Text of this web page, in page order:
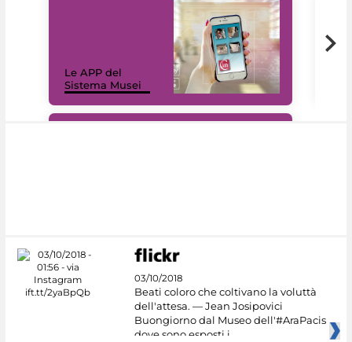
Le APP del
Sistema Musei
03/10/2018
Beati coloro che coltivano la voluttà
dell'attesa. — Jean Josipovici
Buongiorno dal Museo dell'#AraPacis
dove sono esposti i